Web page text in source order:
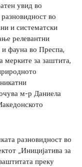
увид во
во
и систематски
релевантни
и фауна во Преспа,
мерките за заштита,
м-р Даниела
разновидност во
„Иницијатива за
преку